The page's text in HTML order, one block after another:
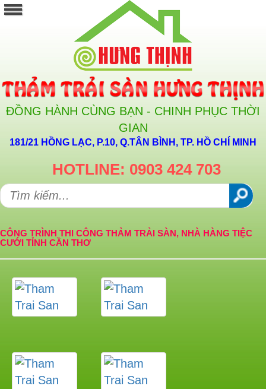
ĐỒNG HÀNH CÙNG BẠN - CHINH PHỤC THỜI
GIAN
181/21 HỒNG LẠC, P.10, Q.TÂN BÌNH, TP. HỒ CHÍ MINH
HOTLINE: 0903 424 703
CÔNG TRÌNH THI CÔNG THẢM TRẢI SÀN, NHÀ HÀNG TIỆC
CƯỚI TỈNH CẦN THƠ